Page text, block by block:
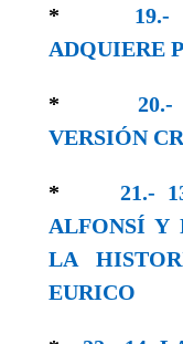
* 19.-
ADQUIERE
*
VERSIÓN
* 21.-
ALFONSÍ Y
LA
EURICO